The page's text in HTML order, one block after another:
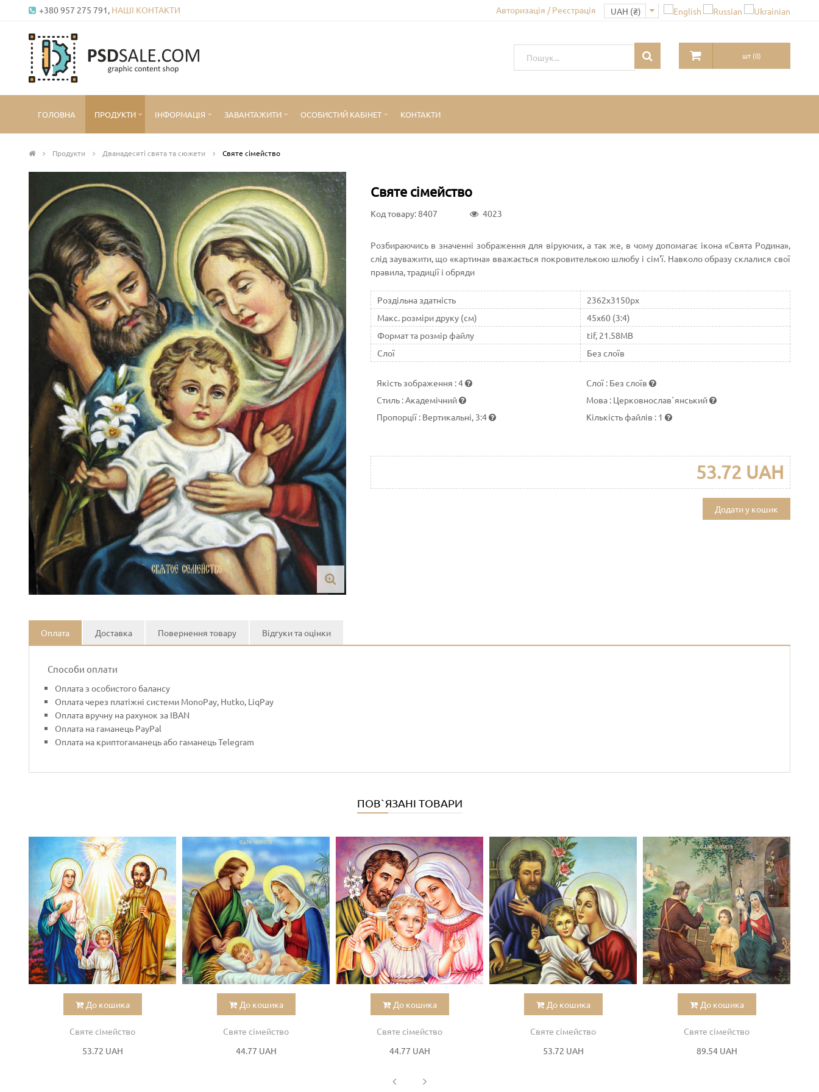
+380 957 275 791, НАШІ КОНТАКТИ Авторизація / Реєстрація
шт(0)
ГОЛОВНА ПРОДУКТИ ІНФОРМАЦІЯ ЗАВАНТАЖИТИ ОСОБИСТИЙ КАБІНЕТ КОНТАКТИ
Продукти Дванадесяті свята та сюжети Святе сімейство
Святе сімейство
Код товару: 8407 4023
Розбираючись в значенні зображення для віруючих, а так же, в чому допомагає ікона «Свята Родина»,
слід зауважити, що «картина» вважається покровителькою шлюбу і сім'ї. Навколо образу склалися свої
правила, традиції і обряди
Роздільна здатність
2362x3150px
Макс. розміри друку (см)
45x60 (3:4)
Формат та розмір файлу
tif, 21.58MB
Слої
Без слоїв
Якість зображення :4 Слої : Без слоїв
Стиль : Академічний Мова : Церковнослав`янський
Пропорції : Вертикальні, 3:4 Кількість файлів : 1
53.72 UAH
Додати у кошик
Оплата Доставка Повернення товару Відгуки та оцінки
Способи оплати
Оплата з особистого балансу
Оплата через платіжні системи MonoPay, Hutko, LiqPay
Оплата вручну на рахунок за IBAN
Оплата на гаманець PayPal
Оплата на криптогаманець або гаманець Telegram
ПОВ`ЯЗАНІ ТОВАРИ
До кошика
Святе сімейство
53.72 UAH
До кошика
Святе сімейство
44.77 UAH
До кошика
Святе сімейство
44.77 UAH
До кошика
Святе сімейство
53.72 UAH
До кошика
Святе сімейство
89.54 UAH